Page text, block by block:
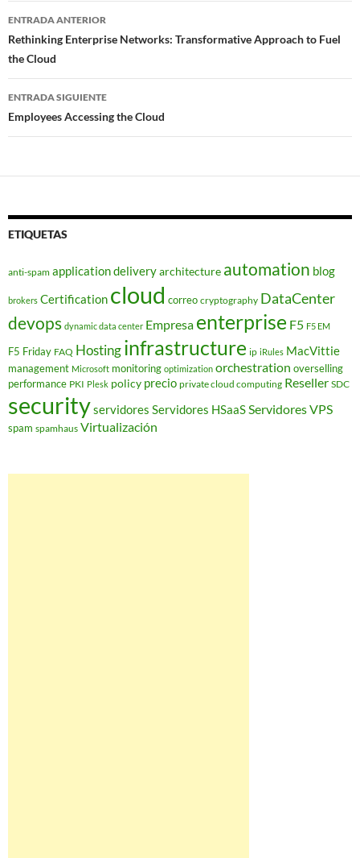
Navegador
de
entradas
ENTRADA ANTERIOR
Rethinking Enterprise Networks: Transformative Approach to Fuel
the Cloud
ENTRADA SIGUIENTE
Employees Accessing the Cloud
ETIQUETAS
anti-spam application deliveryarchitecture automation blog
brokers Certification cloud correo cryptography DataCenter
devops dynamic data center Empresa enterprise F5 F5 EM
F5 Friday FAQ Hostinginfrastructure ip iRules MacVittie
management Microsoft monitoring optimization orchestration overselling
performance PKI Plesk policy precio private cloud computing Reseller SDC
securityservidores Servidores HSaaSServidores VPS
spam spamhaus Virtualización